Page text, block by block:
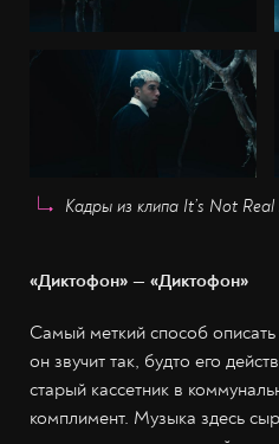
Кадры из клипа It’s Not
«Диктофон» — «Диктофон»
Самый меткий способ описать
он звучит так, будто его
старый кассетник в
комплимент. Музыка здесь